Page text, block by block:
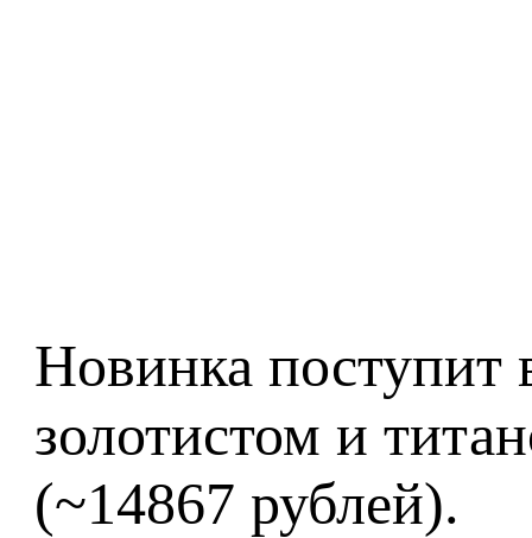
Новинка поступит
золотистом и
(~14867 рублей).